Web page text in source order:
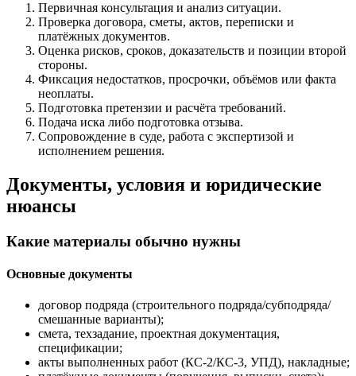
Первичная консультация и анализ ситуации.
Проверка договора, сметы, актов, переписки и
платёжных документов.
Оценка рисков, сроков, доказательств и позиции второй
стороны.
Фиксация недостатков, просрочки, объёмов или факта
неоплаты.
Подготовка претензии и расчёта требований.
Подача иска либо подготовка отзыва.
Сопровождение в суде, работа с экспертизой и
исполнением решения.
Документы, условия и юридические
нюансы
Какие материалы обычно нужны
Основные документы
договор подряда (строительного подряда/субподряда/
смешанные варианты);
смета, техзадание, проектная документация,
спецификации;
акты выполненных работ (КС-2/КС-3, УПД), накладные;